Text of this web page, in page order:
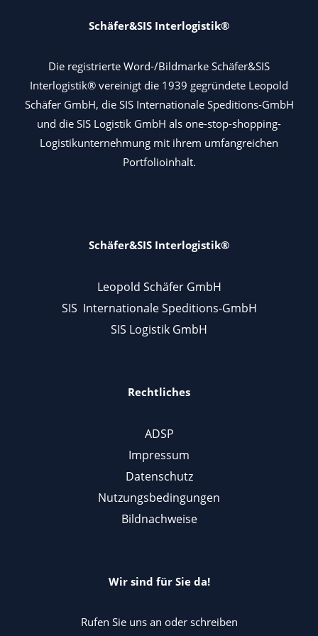
Schäfer&SIS Interlogistik®
Die registrierte Word-/Bildmarke Schäfer&SIS
Interlogistik® vereinigt die 1939 gegründete Leopold
Schäfer GmbH, die SIS Internationale Speditions-GmbH
und die SIS Logistik GmbH als one-stop-shopping-
Logistikunternehmung mit ihrem umfangreichen
Portfolioinhalt.
Schäfer&SIS Interlogistik®
Leopold Schäfer GmbH
SIS Internationale Speditions-GmbH
SIS Logistik GmbH
Rechtliches
ADSP
Impressum
Datenschutz
Nutzungsbedingungen
Bildnachweise
Wir sind für Sie da!
Rufen Sie uns an oder schreiben